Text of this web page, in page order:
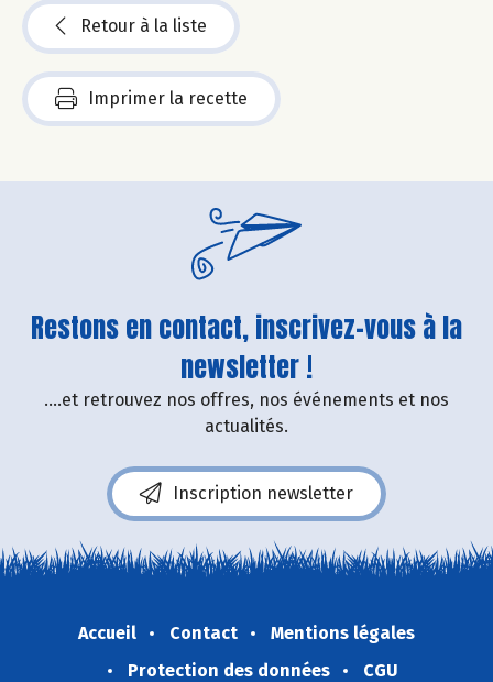
Retour à la liste
Imprimer la recette
Restons en contact, inscrivez-vous à la
newsletter !
....et retrouvez nos offres, nos événements et nos
actualités.
Inscription newsletter
Accueil Contact
Mentions légales
Protection des données
CGU